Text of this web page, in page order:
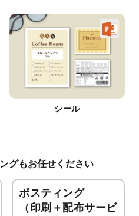
シール
グもお任せください
ポスティング
（印刷＋配布サービ